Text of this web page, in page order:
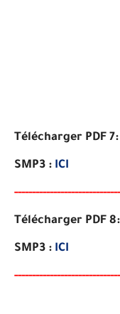
Télécharger PDF 7:
SMP3 : ICI
---------------------------
Télécharger PDF 8:
SMP3 : ICI
--------------------------